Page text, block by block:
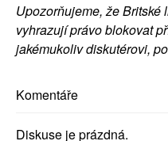
Upozorňujeme, že Britské
vyhrazují právo blokovat
jakémukoliv diskutérovi,
Komentáře
Diskuse je prázdná.